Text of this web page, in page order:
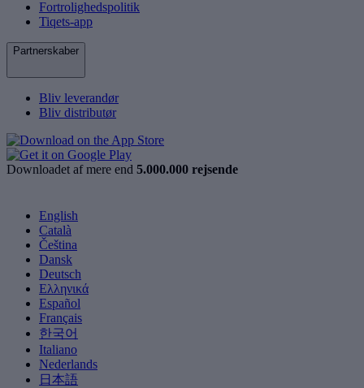
Fortrolighedspolitik
Tiqets-app
Partnerskaber
Bliv leverandør
Bliv distributør
Downloadet af mere end 5.000.000 rejsende
English
Català
Čeština
Dansk
Deutsch
Ελληνικά
Español
Français
한국어
Italiano
Nederlands
日本語